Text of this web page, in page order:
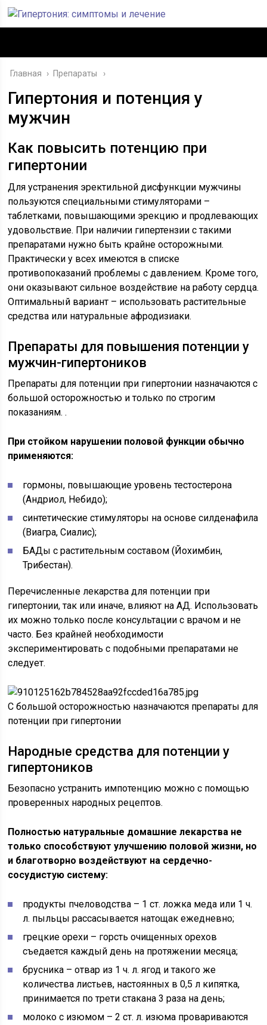
Главная › Препараты
Гипертония и потенция у
мужчин
Как повысить потенцию при
гипертонии
Для устранения эректильной дисфункции мужчины
пользуются специальными стимуляторами –
таблетками, повышающими эрекцию и продлевающих
удовольствие. При наличии гипертензии с такими
препаратами нужно быть крайне осторожными.
Практически у всех имеются в списке
противопоказаний проблемы с давлением. Кроме того,
они оказывают сильное воздействие на работу сердца.
Оптимальный вариант – использовать растительные
средства или натуральные афродизиаки.
Препараты для повышения потенции у
мужчин-гипертоников
Препараты для потенции при гипертонии назначаются с
большой осторожностью и только по строгим
показаниям. .
При стойком нарушении половой функции обычно
применяются:
гормоны, повышающие уровень тестостерона
(Андриол, Небидо);
синтетические стимуляторы на основе силденафила
(Виагра, Сиалис);
БАДы с растительным составом (Йохимбин,
Трибестан).
Перечисленные лекарства для потенции при
гипертонии, так или иначе, влияют на АД. Использовать
их можно только после консультации с врачом и не
часто. Без крайней необходимости
экспериментировать с подобными препаратами не
следует.
С большой осторожностью назначаются препараты для
потенции при гипертонии
Народные средства для потенции у
гипертоников
Безопасно устранить импотенцию можно с помощью
проверенных народных рецептов.
Полностью натуральные домашние лекарства не
только способствуют улучшению половой жизни, но
и благотворно воздействуют на сердечно-
сосудистую систему:
продукты пчеловодства – 1 ст. ложка меда или 1 ч.
л. пыльцы рассасывается натощак ежедневно;
грецкие орехи – горсть очищенных орехов
съедается каждый день на протяжении месяца;
брусника – отвар из 1 ч. л. ягод и такого же
количества листьев, настоянных в 0,5 л кипятка,
принимается по трети стакана 3 раза на день;
молоко с изюмом – 2 ст. л. изюма провариваются